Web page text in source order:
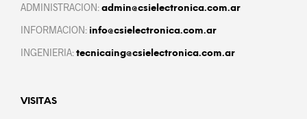
ADMINISTRACION: admin@csielectronica.com.ar
INFORMACION: info@csielectronica.com.ar
INGENIERIA: tecnicaing@csielectronica.com.ar
VISITAS